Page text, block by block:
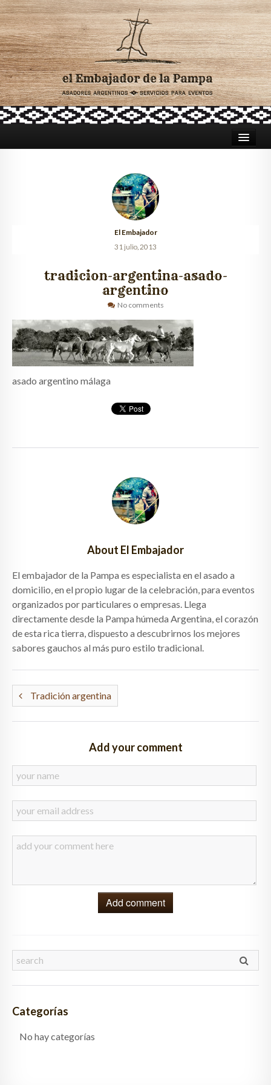
ASADORES PARA CATERING
TRADICIÓN ARGENTINA
CLIENTES
GALERÍA
El Embajador
31 julio, 2013
tradicion-argentina-asado-
argentino
No comments
asado argentino málaga
About El Embajador
El embajador de la Pampa es especialista en el asado a
domicilio, en el propio lugar de la celebración, para eventos
organizados por particulares o empresas. Llega
directamente desde la Pampa húmeda Argentina, el corazón
de esta rica tierra, dispuesto a descubrirnos los mejores
sabores gauchos al más puro estilo tradicional.
Tradición argentina
Add your comment
Add comment
Categorías
No hay categorías